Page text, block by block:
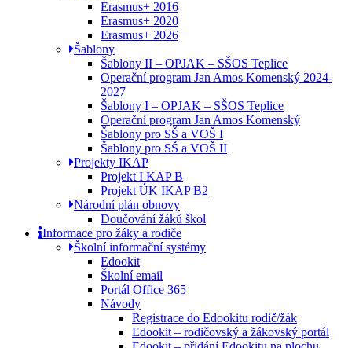
Erasmus+ 2016
Erasmus+ 2020
Erasmus+ 2026
Šablony
Šablony II – OPJAK – SŠOS Teplice
Operační program Jan Amos Komenský 2024-
2027
Šablony I – OPJAK – SŠOS Teplice
Operační program Jan Amos Komenský
Šablony pro SŠ a VOŠ I
Šablony pro SŠ a VOŠ II
Projekty IKAP
Projekt I KAP B
Projekt ÚK IKAP B2
Národní plán obnovy
Doučování žáků škol
Informace pro žáky a rodiče
Školní informační systémy
Edookit
Školní email
Portál Office 365
Návody
Registrace do Edookitu rodič/žák
Edookit – rodičovský a žákovský portál